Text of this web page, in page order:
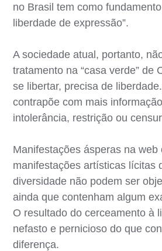
no Brasil tem como
liberdade de expressão”.
A sociedade atual, portanto,
tratamento na “casa verde” de
se libertar, precisa de
contrapõe com mais
intolerância, restrição ou
Manifestações ásperas na web
manifestações artísticas lícitas
diversidade não podem ser
ainda que contenham algum
O resultado do cerceamento à
nefasto e pernicioso do que
diferença.